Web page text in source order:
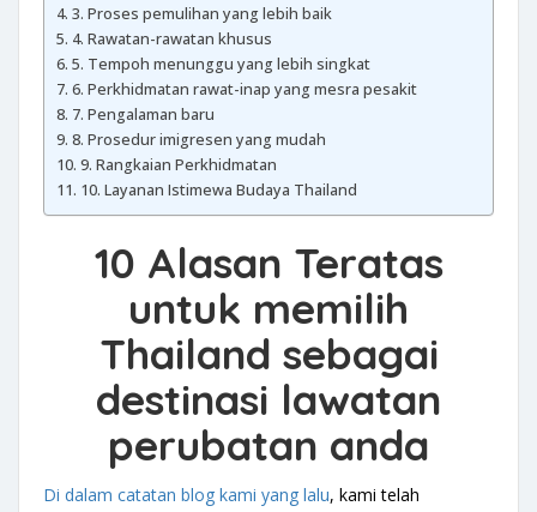
3. Proses pemulihan yang lebih baik
4. Rawatan-rawatan khusus
5. Tempoh menunggu yang lebih singkat
6. Perkhidmatan rawat-inap yang mesra pesakit
7. Pengalaman baru
8. Prosedur imigresen yang mudah
9. Rangkaian Perkhidmatan
10. Layanan Istimewa Budaya Thailand
10 Alasan Teratas
untuk memilih
Thailand sebagai
destinasi lawatan
perubatan anda
Di dalam catatan blog kami yang lalu, kami telah